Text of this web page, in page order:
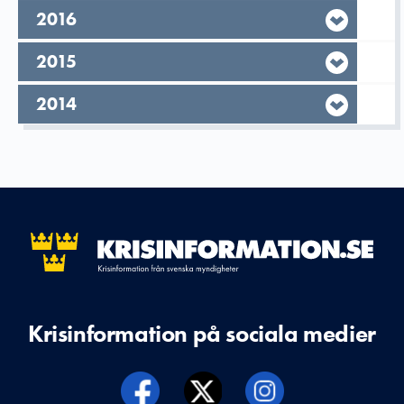
År,
2016
År,
2015
År,
2014
Krisinformation på sociala medier